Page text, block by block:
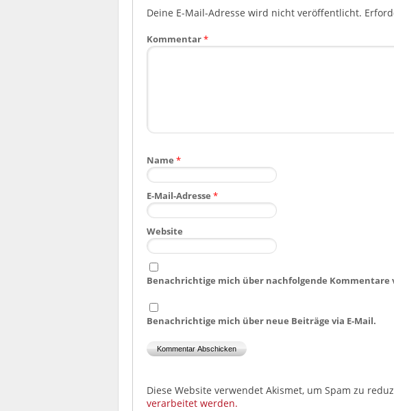
Deine E-Mail-Adresse wird nicht veröffentlicht.
Kommentar*
Name *
E-Mail-Adresse *
Website
Benachrichtige mich über nachfolgende Kommentare
Benachrichtige mich über neue Beiträge via E-Mail.
Diese Website verwendet Akismet, um Spam zu
verarbeitet werden.